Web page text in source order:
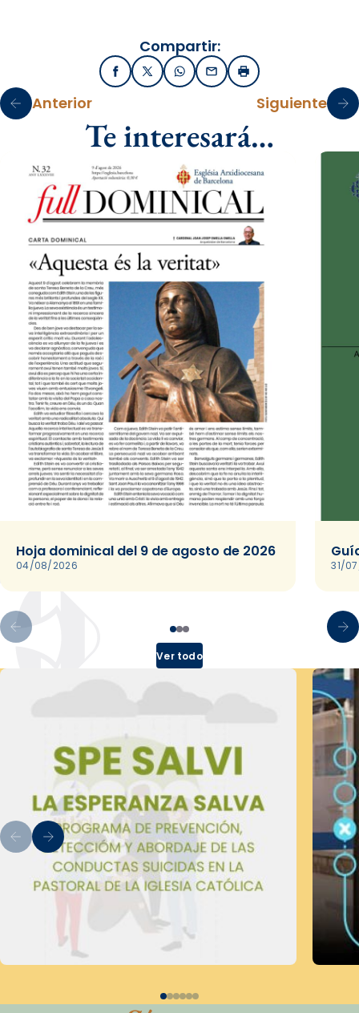
Compartir:
FacebookX / TwitterWhatsApp
EmailImprimir
Anterior Siguiente
Te interesará…
Hoja dominical del 9 de agosto de 2026
04/08/2026 31/
Ver todo